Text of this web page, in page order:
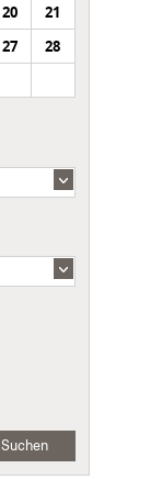
20
21
27
28
Suchen